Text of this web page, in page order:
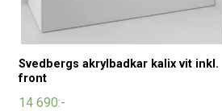
Svedbergs akrylbadkar kalix vit inkl.
front
14 690:-